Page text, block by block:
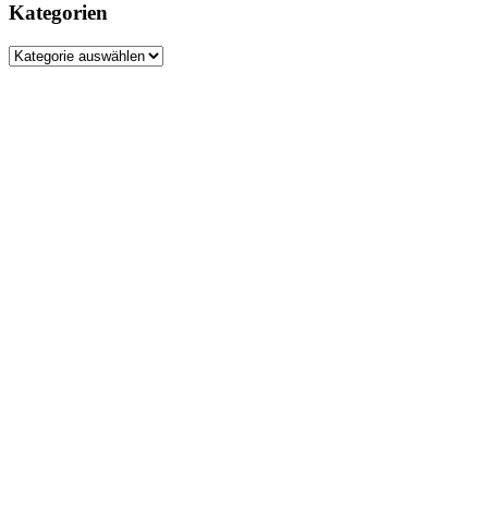
Kategorien
Kategorien